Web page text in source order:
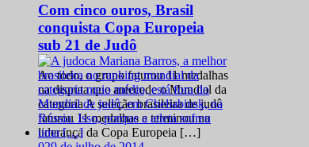
Com cinco ouros, Brasil
conquista Copa Europeia
sub 21 de Judô
Ao todo, o grupo faturou 11 medalhas
na disputa que antecede o Mundial da
categoria A seleção brasileira de judô
faturou 11 medalhas e terminou na
liderança da Copa Europeia […]